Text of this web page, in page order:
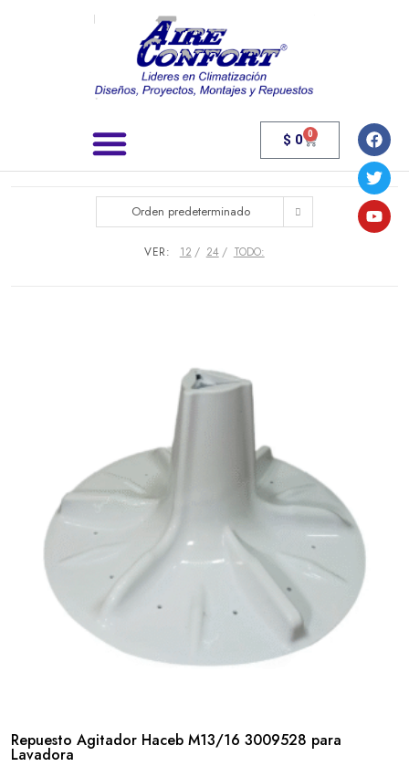
$ 0 0
Orden predeterminado
VER: 12 24 TODO:
Repuesto Agitador Haceb M13/16 3009528 para
Lavadora